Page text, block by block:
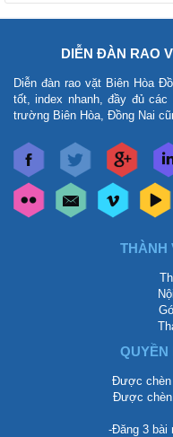
DIỄN ĐÀN RAO
Diễn đàn rao vặt Biên Hòa
tốt, index nhanh, đầy đủ
trường Biên Hòa, Đồng Nai
THÀNH
QUYỀN
Được chèn
Được chèn
-Đăng 3 bài